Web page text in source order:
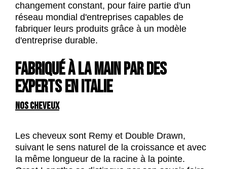
changement constant, pour faire partie d'un
réseau mondial d'entreprises capables de
fabriquer leurs produits grâce à un modèle
d'entreprise durable.
FABRIQUÉ À LA MAIN PAR DES
EXPERTS EN ITALIE
NOS CHEVEUX
Les cheveux sont Remy et Double Drawn,
suivant le sens naturel de la croissance et avec
la même longueur de la racine à la pointe.